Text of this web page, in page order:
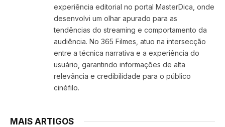
experiência editorial no portal MasterDica, onde
desenvolvi um olhar apurado para as
tendências do streaming e comportamento da
audiência. No 365 Filmes, atuo na intersecção
entre a técnica narrativa e a experiência do
usuário, garantindo informações de alta
relevância e credibilidade para o público
cinéfilo.
MAIS ARTIGOS